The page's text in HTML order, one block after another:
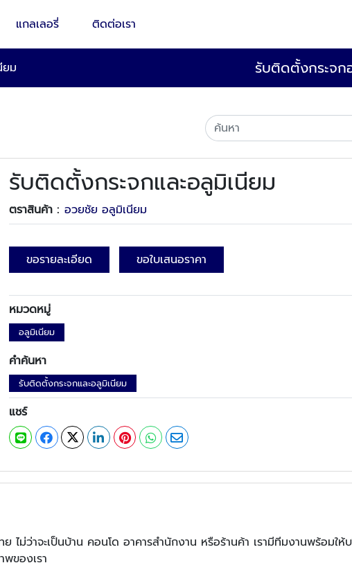
แกลเลอรี่ ติดต่อเรา
ยม รับติดตั้งกระจ
รับติดตั้งกระจกและอลูมิเนียม
ตราสินค้า : อวยชัย อลูมิเนียม
ขอรายละเอียด ขอใบเสนอราคา
หมวดหมู่
อลูมิเนียม
คำค้นหา
รับติดตั้งกระจกและอลูมิเนียม
แชร์
ม่ว่าจะเป็นบ้าน คอนโด อาคารสำนักงาน หรือร้านค้า เรามีทีมงานพร้อมใ
ของเรา